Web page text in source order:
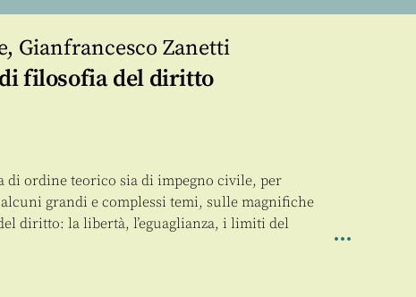
, Gianfrancesco Zanetti
filosofia del diritto
di ordine teorico sia di impegno civile, per
grandi e complessi temi, sulle magnifiche
diritto: la libertà, l’eguaglianza, i limiti del